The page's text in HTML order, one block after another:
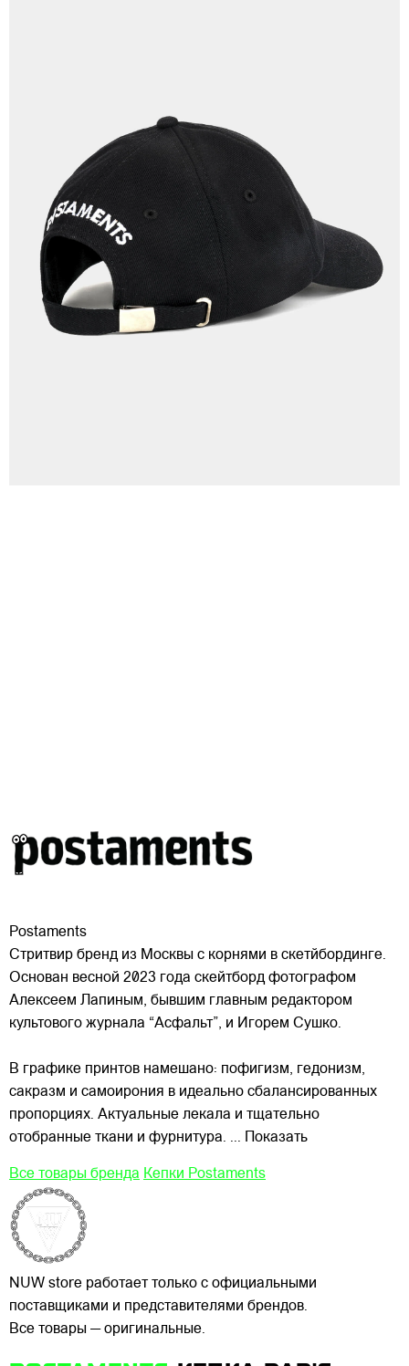
Postaments
Стритвир бренд из Москвы с корнями в скетйбординге.
Основан весной 2023 года скейтборд фотографом
Алексеем Лапиным, бывшим главным редактором
культового журнала “Асфальт”, и Игорем Сушко.
В графике принтов намешано: пофигизм, гедонизм,
сакразм и самоирония в идеально сбалансированных
пропорциях. Актуальные лекала и тщательно
отобранные ткани и фурнитура. ... Показать
Все товары бренда Кепки Postaments
NUW store работает только с официальными
поставщиками и представителями брендов.
Все товары — оригинальные.